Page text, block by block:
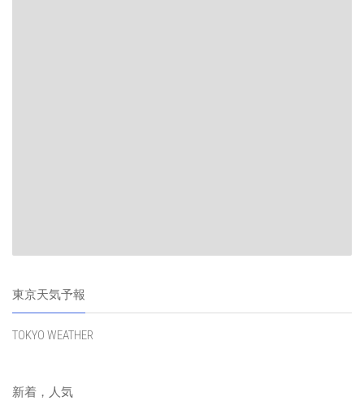
東京天気予報
TOKYO WEATHER
新着，人気